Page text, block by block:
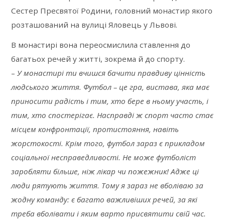
Сестер Пресвятої Родини, головний монастир якого
розташований на вулиці Яловець у Львові.
В монастирі вона переосмислила ставлення до
багатьох речей у житті, зокрема й до спорту.
–У монастирі ти вчишся бачити правдиву цінність
людського життя. Футбол – це гра, вистава, яка має
приносити радість і тим, хто бере в ньому участь, і
тим, хто спостерігає. Насправді ж спорт часто стає
місцем конфронтації, протистояння, навіть
жорстокості. Крім того, футбол зараз є прикладом
соціальної несправедливості. Не може футболіст
заробляти більше, ніж лікар чи пожежник! Адже ці
люди рятують життя. Тому я зараз не вболіваю за
жодну команду: є багато важливіших речей, за які
треба вболівати і яким варто присвятити свій час.